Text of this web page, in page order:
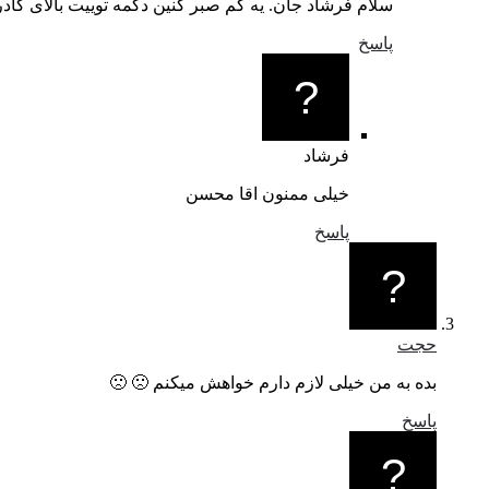
سلام فرشاد جان. یه کم صبر کنین دکمه توییت بالای
پاسخ
فرشاد
خیلی ممنون اقا محسن
پاسخ
حجت
بده به من خیلی لازم دارم خواهش میکنم 🙁 🙁
پاسخ